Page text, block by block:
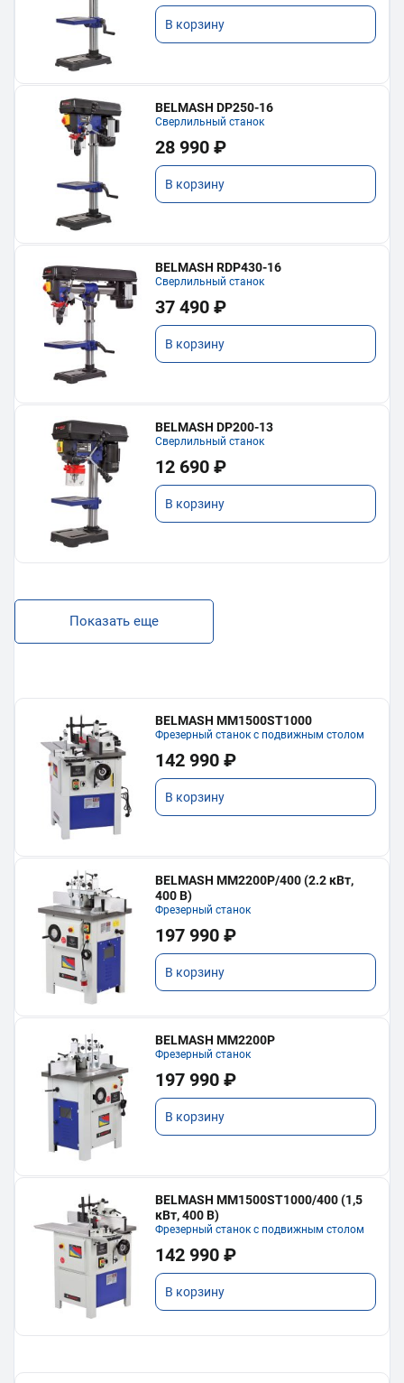
В корзину
BELMASH DP250-16
Сверлильный станок
28 990 ₽
В корзину
BELMASH RDP430-16
Сверлильный станок
37 490 ₽
В корзину
BELMASH DP200-13
Сверлильный станок
12 690 ₽
В корзину
Показать еще
BELMASH MM1500ST1000
Фрезерный станок с подвижным столом
142 990 ₽
В корзину
BELMASH MM2200P/400 (2.2 кВт,
400 В)
Фрезерный станок
197 990 ₽
В корзину
BELMASH MM2200P
Фрезерный станок
197 990 ₽
В корзину
BELMASH MM1500ST1000/400 (1,5
кВт, 400 В)
Фрезерный станок с подвижным столом
142 990 ₽
В корзину